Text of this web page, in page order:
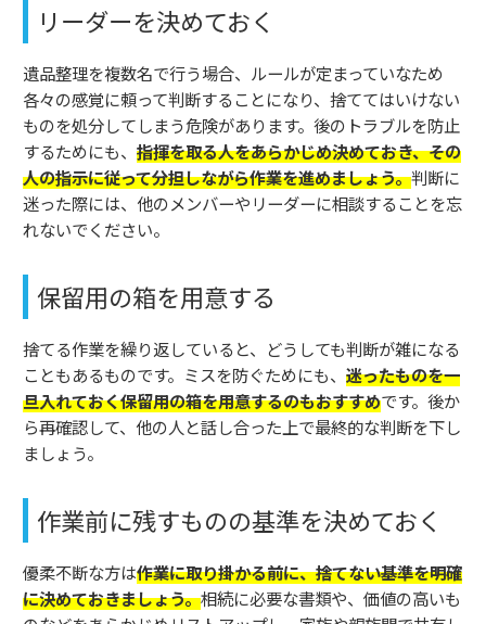
リーダーを決めておく
遺品整理を複数名で行う場合、ルールが定まっていなため
各々の感覚に頼って判断することになり、捨ててはいけない
ものを処分してしまう危険があります。後のトラブルを防止
するためにも、 指揮を取る人をあらかじめ決めておき、その
人の指示に従って分担しながら作業を進めましょう。判断に
迷った際には、他のメンバーやリーダーに相談することを忘
れないでください。
保留用の箱を用意する
捨てる作業を繰り返していると、どうしても判断が雑になる
こともあるものです。ミスを防ぐためにも、 迷ったものを一
旦入れておく保留用の箱を用意するのもおすすめです。後か
ら再確認して、他の人と話し合った上で最終的な判断を下し
ましょう。
作業前に残すものの基準を決めておく
優柔不断な方は作業に取り掛かる前に、捨てない基準を明確
に決めておきましょう。相続に必要な書類や、価値の高いも